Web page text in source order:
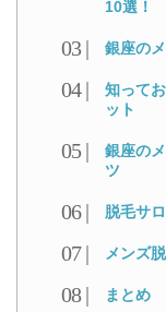
10選！
銀座の
知って
ット
銀座の
ツ
脱毛サ
メンズ
まとめ